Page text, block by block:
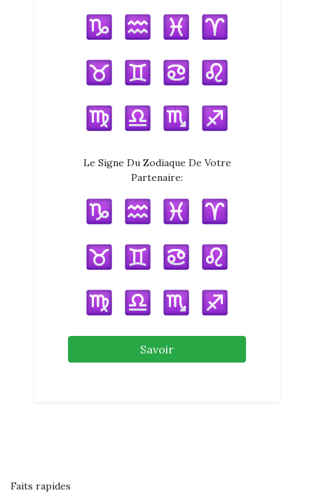
Le Signe Du Zodiaque De Votre
Partenaire:
Savoir
Faits rapides